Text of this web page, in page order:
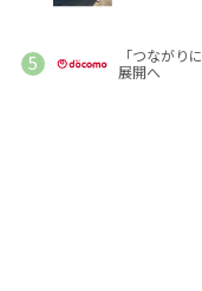
「つなが
展開へ